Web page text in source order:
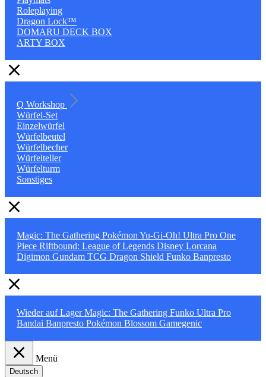
Roleplaying
Dragon Lock™
DOMARU DECK BOX
ARTY BOX
Q Workshop
Würfel-Set
Einzelwürfel
Würfelbeutel
Würfelbecher
Würfelteller
Würfelturm
Sonstiges
Magic: The Gathering Pokémon Yu-Gi-Oh! Ultra Pro One
Piece Riftbound: League of Legends Disney Lorcana
Digimon Gundam TCG Dragon Shield Funko Banpresto
Wieder auf LagerMagic: The Gathering Funko Ultra Pro
Bandai Banpresto Pokémon Blossom Gamegenic
Menü
Deutsch